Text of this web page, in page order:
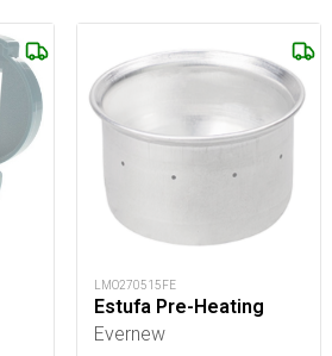
LMO270515FE
Estufa Pre-Heating
Evernew